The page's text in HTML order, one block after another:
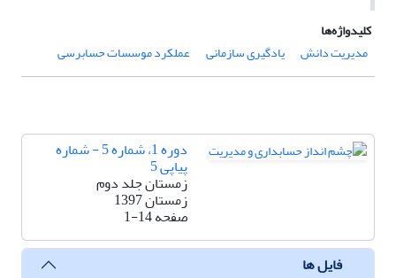
کلیدواژه‌ها
مدیریت دانش
یادگیری سازمانی عملکرد موسسات حسابرسی
دوره 1، شماره 5 - شماره
پیاپی 5
زمستان جلد دوم
زمستان 1397
صفحه1-14
فایل ها